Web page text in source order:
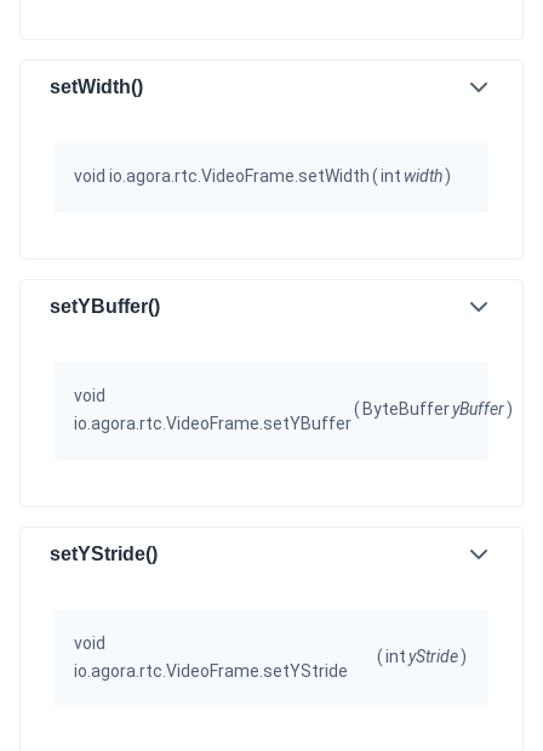
setWidth()
void io.agora.rtc.VideoFrame.setWidth(int width)
setYBuffer()
void
io.agora.rtc.VideoFrame.setYBuffer
( ByteBufferyBuffer)
setYStride()
void
io.agora.rtc.VideoFrame.setYStride
(intyStride)